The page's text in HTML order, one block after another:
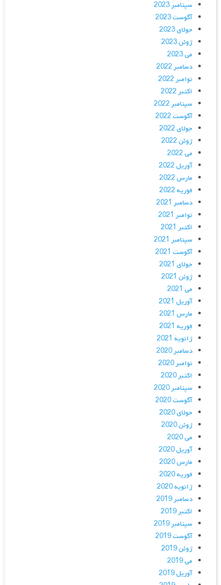
سپتامبر 2023
آگوست 2023
جولای 2023
ژوئن 2023
می 2023
دسامبر 2022
نوامبر 2022
اکتبر 2022
سپتامبر 2022
آگوست 2022
جولای 2022
ژوئن 2022
می 2022
آوریل 2022
مارس 2022
فوریه 2022
دسامبر 2021
نوامبر 2021
اکتبر 2021
سپتامبر 2021
آگوست 2021
جولای 2021
ژوئن 2021
می 2021
آوریل 2021
مارس 2021
فوریه 2021
ژانویه 2021
دسامبر 2020
نوامبر 2020
اکتبر 2020
سپتامبر 2020
آگوست 2020
جولای 2020
ژوئن 2020
می 2020
آوریل 2020
مارس 2020
فوریه 2020
ژانویه 2020
دسامبر 2019
اکتبر 2019
سپتامبر 2019
آگوست 2019
ژوئن 2019
می 2019
آوریل 2019